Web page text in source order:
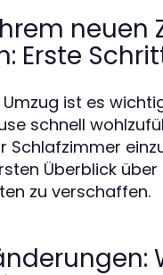
neuen
Erste
ist es
schnell
Schlafzimmer
Überblick über
zu verschaffen.